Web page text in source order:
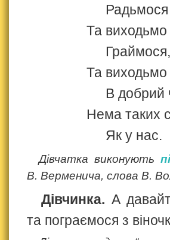
Радьмося
Та
Граймося,
Та
В добрий
Нема таких
Як у нас.
Дівчатка виконують
В. Верменича, слова В.
Дівчинка. А
та пограємося з